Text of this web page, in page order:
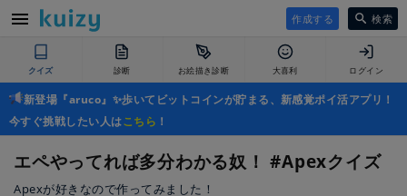
作成する 検索
クイズ 診断 お絵描き診断 大喜利 ログイン
新登場『aruco』✨歩いてビットコインが貯まる、新感覚ポイ活アプリ！
今すぐ挑戦したい人はこちら ！
エペやってれば多分わかる奴！ #Apexクイズ
Apexが好きなので作ってみました！